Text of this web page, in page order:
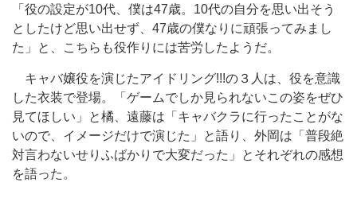
「役の設定が10代、僕は47歳。10代の自分を思い出そう
としたけど思い出せず、47歳の僕なりに頑張ってみまし
た」と、こちらも役作りには苦労したようだ。
キャバ嬢役を演じたアイドリング!!!の３人は、役を意識
した衣装で登場。「ゲームでしか見られないこの姿をぜひ
見てほしい」と橘、遠藤は「キャバクラに行ったことがな
いので、イメージだけで演じた」と語り、外岡は「普段絶
対言わないせりふばかりで大変だった」とそれぞれの感想
を語った。